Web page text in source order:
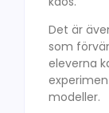
Det är
som
eleverna
modeller.